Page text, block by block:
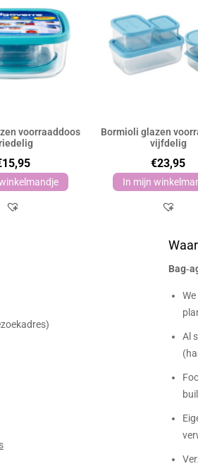
voorraaddoos
15,95
Bormioli glazen
vijfdelig
€23,95
In mijn
Al